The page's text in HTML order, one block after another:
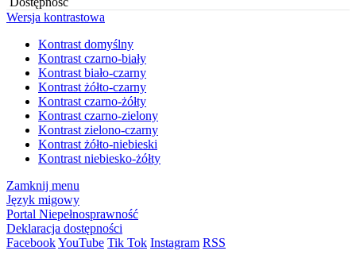
Wersja kontrastowa
Kontrast domyślny
Kontrast czarno-biały
Kontrast biało-czarny
Kontrast żółto-czarny
Kontrast czarno-żółty
Kontrast czarno-zielony
Kontrast zielono-czarny
Kontrast żółto-niebieski
Kontrast niebiesko-żółty
Zamknij menu
Język migowy
Portal Niepełnosprawność
Deklaracja dostępności
FacebookYouTube Tik Tok Instagram RSS